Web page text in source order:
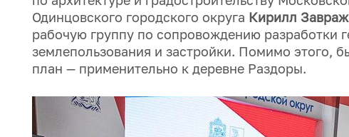
Одинцовского городского округа Кирилл
рабочую группу по сопровождению разработки
землепользования и застройки. Помимо этого,
план — применительно к деревне Раздоры.